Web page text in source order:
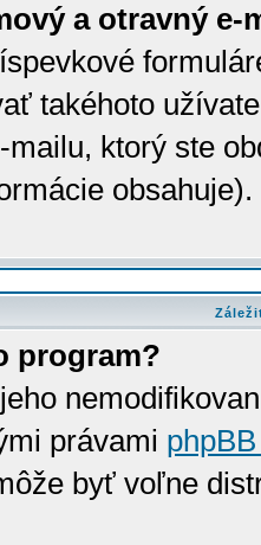
a otravný e-
takéhoto
ktorý ste
program?
právami
byť voľne